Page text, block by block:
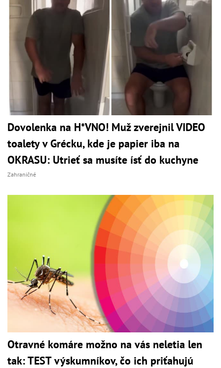
Dovolenka na H*VNO! Muž zverejnil VIDEO
toalety v Grécku, kde je papier iba na
OKRASU: Utrieť sa musíte ísť do kuchyne
Zahraničné
Otravné komáre možno na vás neletia len
tak: TEST výskumníkov, čo ich priťahujú